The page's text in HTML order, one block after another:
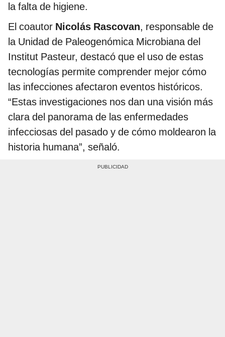
la falta de higiene.
El coautor Nicolás Rascovan, responsable de
la Unidad de Paleogenómica Microbiana del
Institut Pasteur, destacó que el uso de estas
tecnologías permite comprender mejor cómo
las infecciones afectaron eventos históricos.
“Estas investigaciones nos dan una visión más
clara del panorama de las enfermedades
infecciosas del pasado y de cómo moldearon la
historia humana”, señaló.